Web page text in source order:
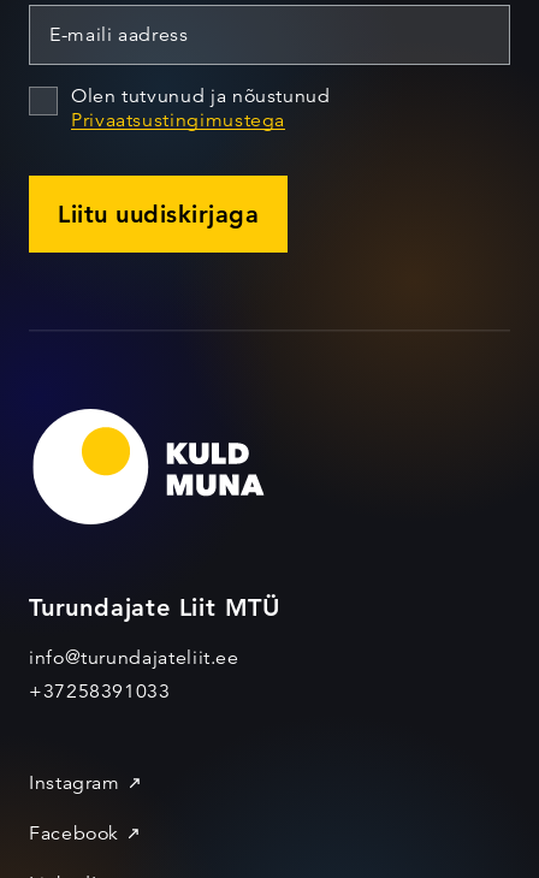
Olen tutvunud ja nõustunud
Privaatsustingimustega
Liitu uudiskirjaga
Turundajate Liit MTÜ
info@turundajateliit.ee
+37258391033
Instagram
Facebook